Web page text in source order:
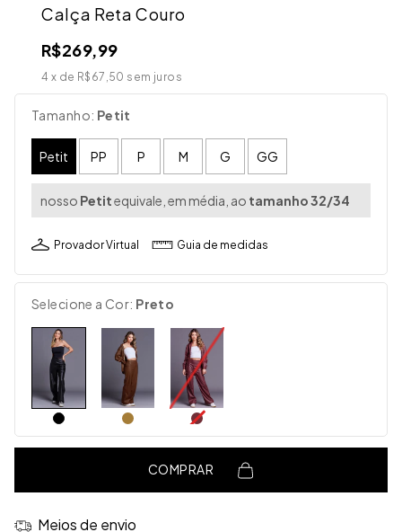
Calça Reta Couro
R$269,99
4 x de R$67,50 sem juros
Selecione a Cor: Preto
Tamanho: Petit
Petit PP P M G GG
nosso Petitequivale, em média, ao tamanho 32/34
Provador Virtual Guia de medidas
COMPRAR
Meios de envio